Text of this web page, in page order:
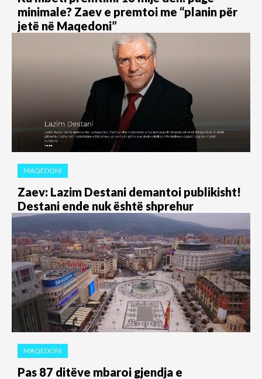
minimale? Zaev e premtoi me “planin për
jetë në Maqedoni”
MAQEDONI
Zaev: Lazim Destani demantoi publikisht!
Destani ende nuk është shprehur
MAQEDONI
Pas 87 ditëve mbaroi gjendja e